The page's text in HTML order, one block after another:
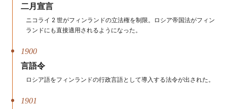
二月宣言
ニコライ 2 世がフィンランドの立法権を制限。ロシア帝国法がフィン
ランドにも直接適用されるようになった。
1900
言語令
ロシア語をフィンランドの行政言語として導入する法令が出された。
1901